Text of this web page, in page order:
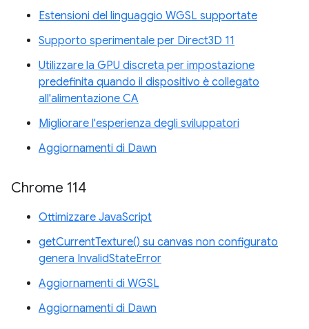
Estensioni del linguaggio WGSL supportate
Supporto sperimentale per Direct3D 11
Utilizzare la GPU discreta per impostazione
predefinita quando il dispositivo è collegato
all'alimentazione CA
Migliorare l'esperienza degli sviluppatori
Aggiornamenti di Dawn
Chrome 114
Ottimizzare JavaScript
getCurrentTexture() su canvas non configurato
genera InvalidStateError
Aggiornamenti di WGSL
Aggiornamenti di Dawn